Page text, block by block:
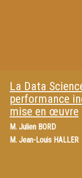
La Data
performance
mise en œuvre
M. Julien BORD
M. Jean-Louis HALLER